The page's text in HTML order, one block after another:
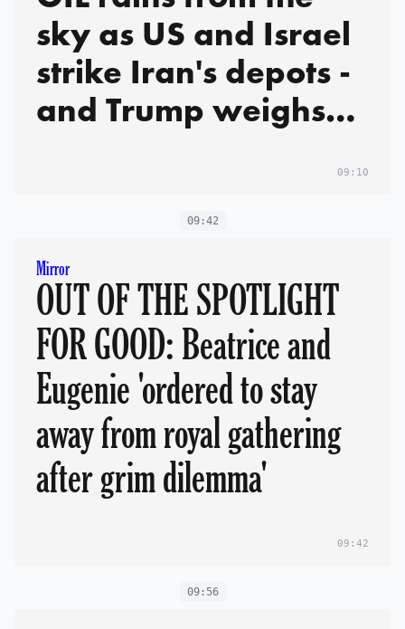
sky as US and Israel
strike Iran's depots -
and Trump weighs
Live updates
09:10
09:42
Mirror
OUT OF THE SPOTLIGHT
FOR GOOD: Beatrice and
Eugenie 'ordered to stay
away from royal gathering
after grim dilemma'
09:42
09:56